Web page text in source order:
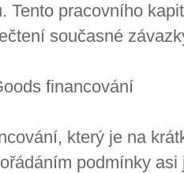
Tento pracovního
současné
financování
který je na
podmínky